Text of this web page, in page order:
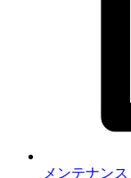
メンテナン